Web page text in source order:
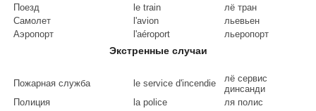
Поезд
le train
лё тран
Самолет
l'avion
льевьен
Аэропорт
l'aéroport льеропорт
Экстренные случаи
Пожарная служба le service d'incendie
лё сервис
динсанди
Полиция
la police
ля полис